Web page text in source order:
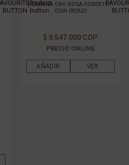
CADENA ORO ROSA ROBERTO
COIN 002621
$ 9.547.000 COP
PRECIO ONLINE
AÑADIR VER